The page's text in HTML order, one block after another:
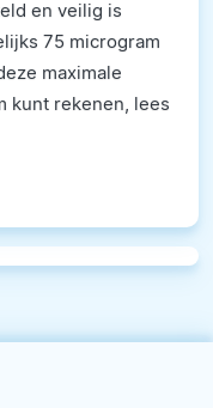
en veilig is
75 microgram
maximale
kunt rekenen, lees